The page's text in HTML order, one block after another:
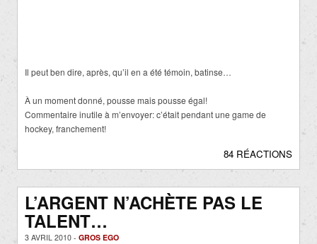
Il peut ben dire, après, qu’il en a été témoin, batinse…
À un moment donné, pousse mais pousse égal!
Commentaire inutile à m’envoyer: c’était pendant une game de
hockey, franchement!
84 RÉACTIONS
L’ARGENT N’ACHÈTE PAS LE
TALENT…
3 AVRIL 2010 - GROS EGO